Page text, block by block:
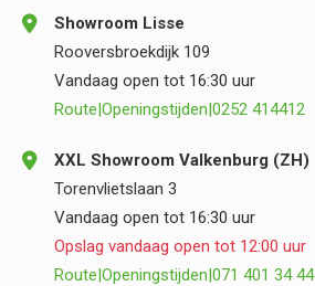
Showroom Lisse
Rooversbroekdijk 109
Vandaag open tot 16:30 uur
Route|Openingstijden|0252 414412
XXL Showroom Valkenburg (ZH)
Torenvlietslaan 3
Vandaag open tot 16:30 uur
Opslag vandaag open tot 12:00 uur
Route|Openingstijden|071 401 34 44